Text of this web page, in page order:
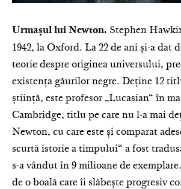
Urmașul lui Newton. Stephen
1942, la Oxford. La 22 de ani și-a dat
teorie despre originea universului,
existența găurilor negre. Deține 12
știință, este profesor „Lucasian“ în
Cambridge, titlu pe care nu l-a mai
Newton, cu care este și comparat
scurtă istorie a timpului“ a fost
s-a vândut în 9 milioane de
de o boală care îi slăbește progresiv